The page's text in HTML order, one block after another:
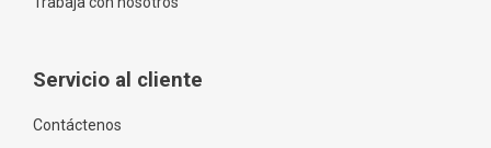
Servicio al cliente
Contáctenos